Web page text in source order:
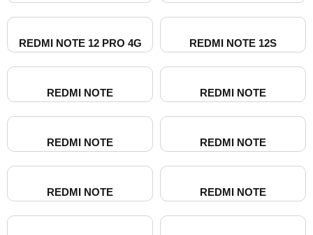
REDMI NOTE 12 PRO 4G REDMI NOTE 12S
REDMI NOTE REDMI NOTE
REDMI NOTE REDMI NOTE
REDMI NOTE REDMI NOTE